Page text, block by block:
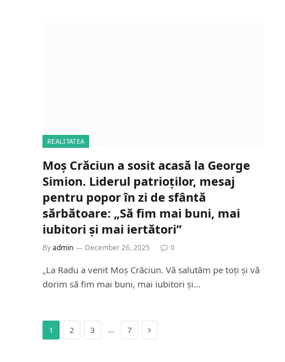
REALITATEA
Moș Crăciun a sosit acasă la George
Simion. Liderul patrioților, mesaj
pentru popor în zi de sfântă
sărbătoare: „Să fim mai buni, mai
iubitori și mai iertători”
Byadmin December 26, 2025 0
„La Radu a venit Moș Crăciun. Vă salutăm pe toți și vă
dorim să fim mai buni, mai iubitori și…
1 2 3 … 7 Next